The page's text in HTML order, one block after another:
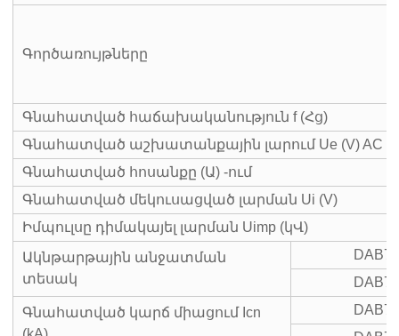
Գործառույթները
Գնահատված հաճախականություն f (Հց)
Գնահատված աշխատանքային լարում Ue (V) AC
Գնահատված հոսանքը (Ա) -ում
Գնահատված մեկուսացված լարման Ui (V)
Իմպուլսը դիմակայել լարման Uimp (կՎ)
Ակնթարթային անջատման
տեսակ
Գնահատված կարճ միացում Icn